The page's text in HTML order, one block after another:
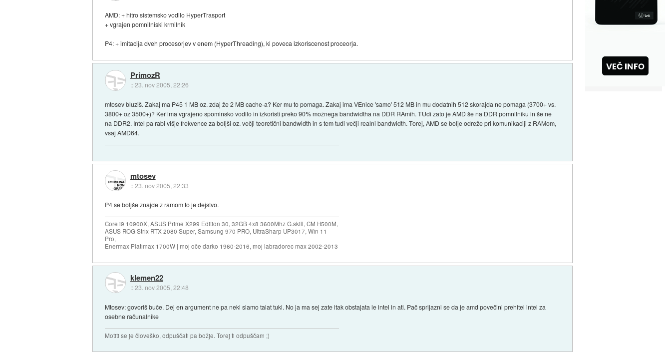
AMD: + hitro sistemsko vodilo HyperTrasport
+ vgrajen pomnilniski krmilnik
P4: + imitacija dveh procesorjev v enem (HyperThreading), ki poveca izkoriscenost proceorja.
PrimozR
::23. nov 2005, 22:26
mtosev bluziš. Zakaj ma P45 1 MB oz. zdaj že 2 MB cache-a? Ker mu to pomaga. Zakaj ima VEnice 'samo' 512 MB in mu dodatnih 512 skorajda ne pomaga (3700+ vs.
3800+ oz 3500+)? Ker ima vgrajeno spominsko vodilo in izkoristi preko 90% možnega bandwidtha na DDR RAmih. TUdi zato je AMD še na DDR pomnilniku in še ne
na DDR2. Intel pa rabi višje frekvence za boljši oz. večji teoretični bandwidth in s tem tudi večji realni bandwidth. Torej, AMD se bolje odreže pri komunikaciji z RAMom,
vsaj AMD64.
mtosev
::23. nov 2005, 22:33
P4 se boljše znajde z ramom to je dejstvo.
Core i9 10900X, ASUS Prime X299 Edition 30, 32GB 4x8 3600Mhz G.skill, CM H500M,
ASUS ROG Strix RTX 2080 Super, Samsung 970 PRO, UltraSharp UP3017, Win 11
Pro,
Enermax Platimax 1700W | moj oče darko 1960-2016, moj labradorec max 2002-2013
klemen22
::23. nov 2005, 22:48
Mtosev: govoriš buče. Dej en argument ne pa neki slamo talat tuki. No ja ma sej zate itak obstajata le intel in ati. Pač sprijazni se da je amd povečini prehitel intel za
osebne računalnike
Motiti se je človeško, odpuščati pa božje. Torej ti odpuščam ;)